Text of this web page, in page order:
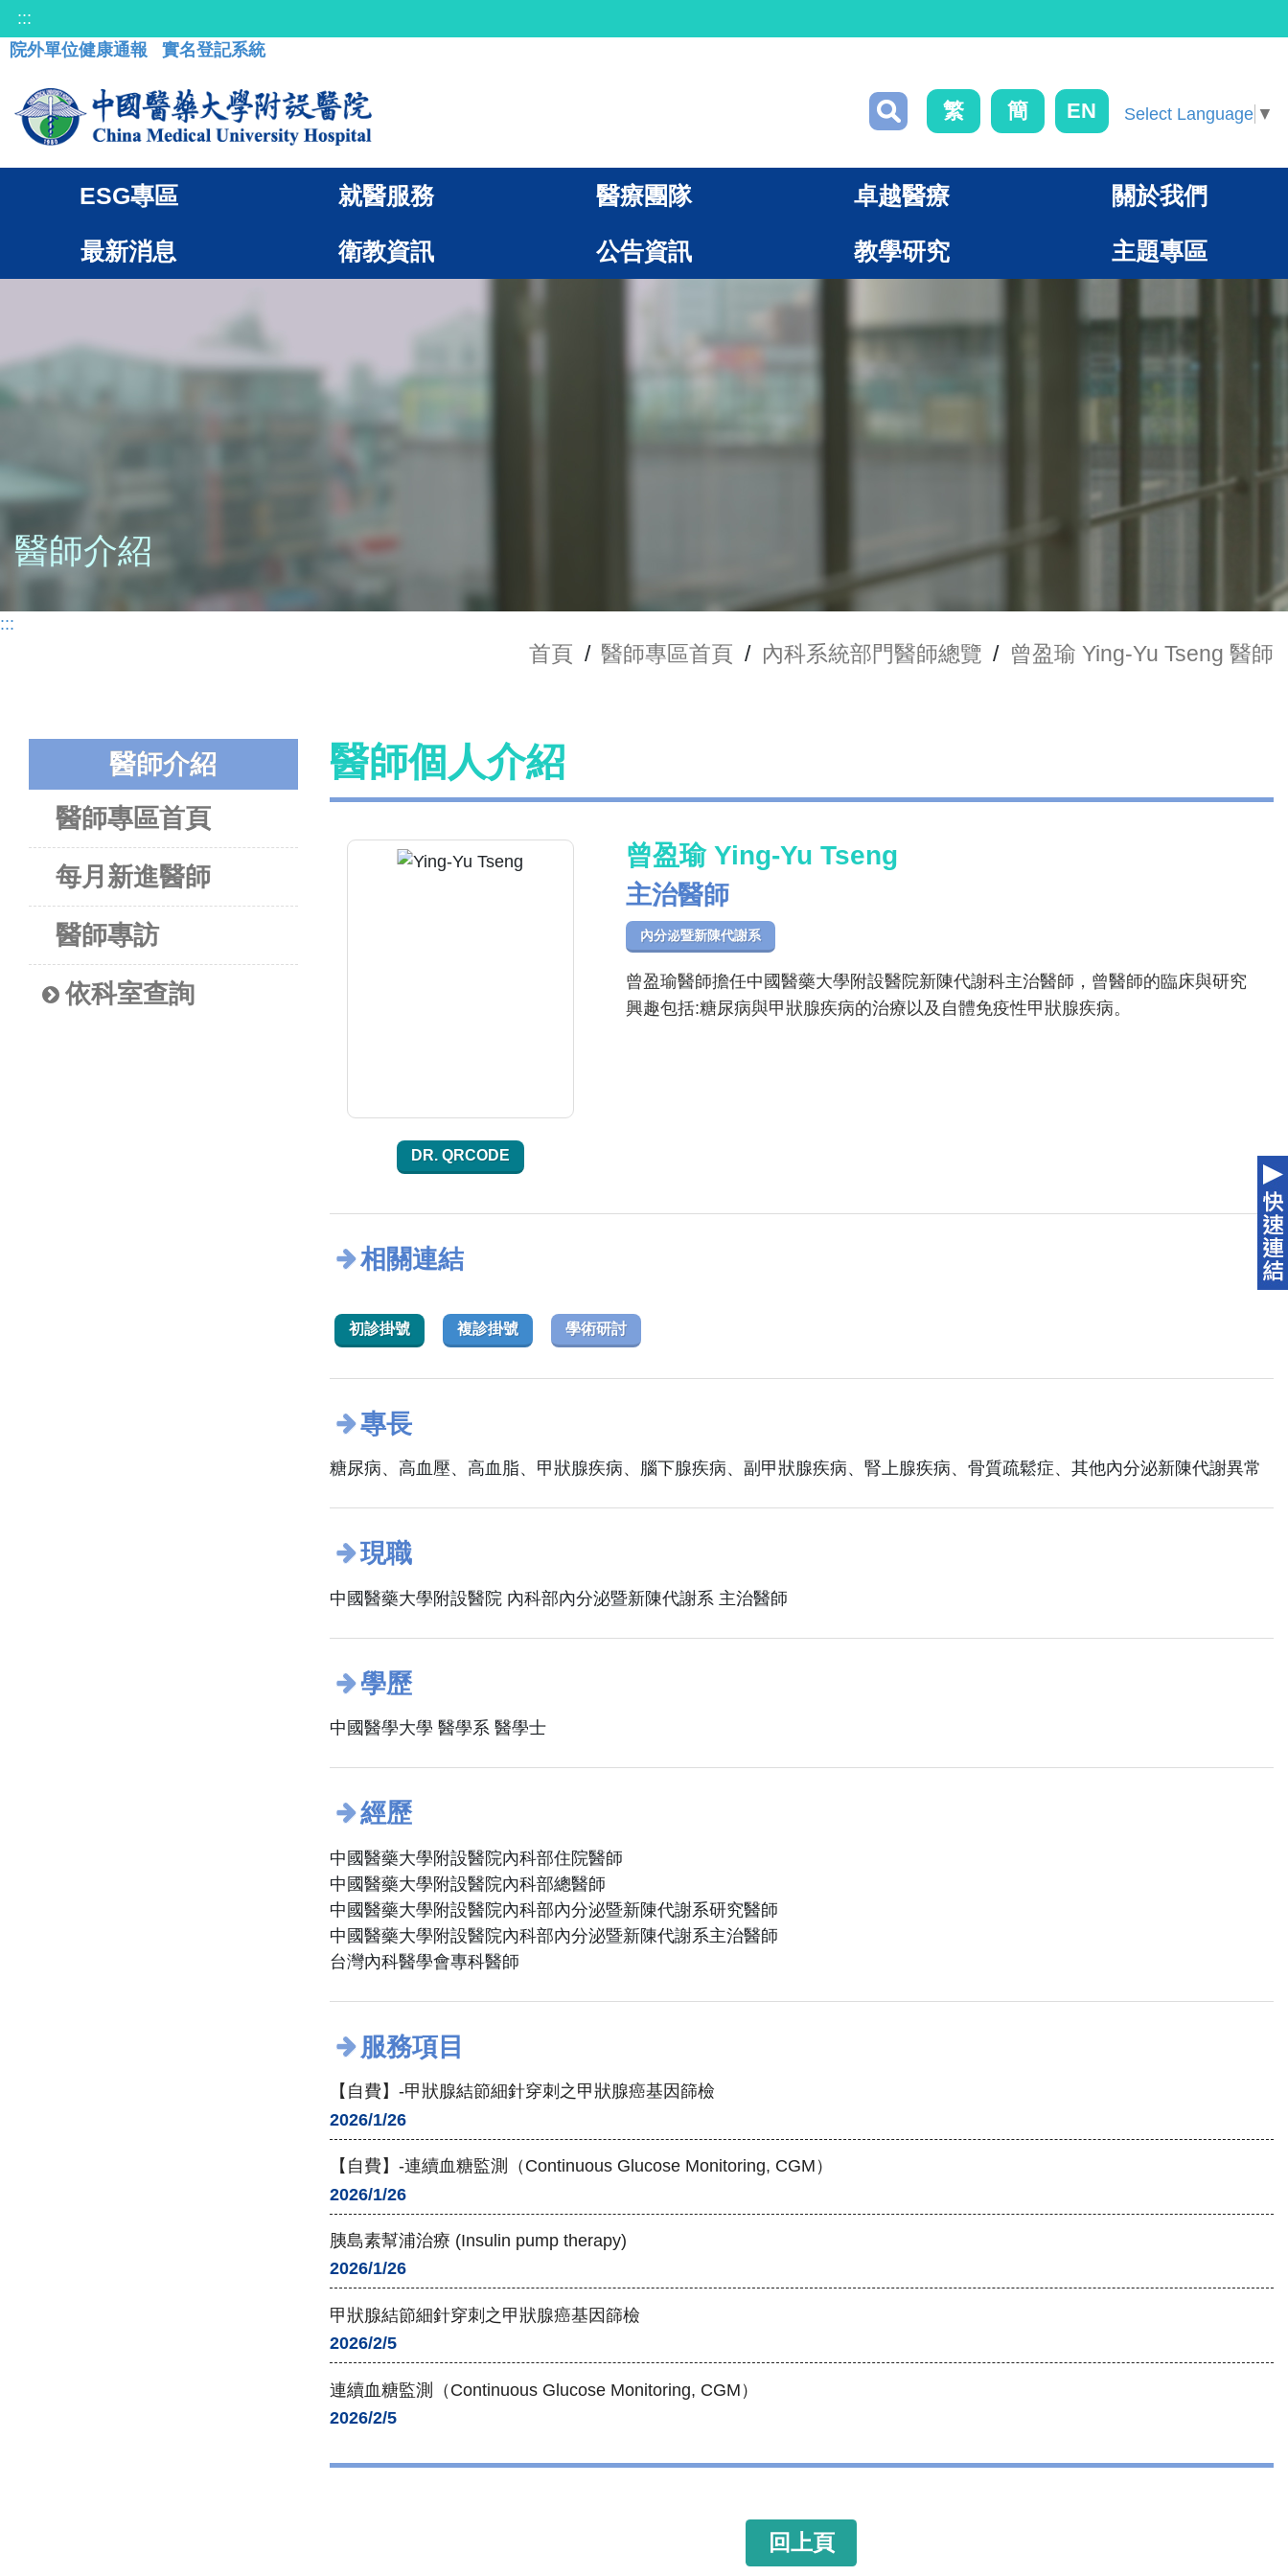
:::
院外單位健康通報
實名登記系統
繁 簡 EN Select Language ▼
ESG專區 就醫服務 醫療團隊 卓越醫療 關於我們
最新消息 衛教資訊 公告資訊 教學研究 主題專區
醫師介紹
:::
首頁 / 醫師專區首頁 / 內科系統部門醫師總覽 / 曾盈瑜 Ying-Yu Tseng 醫師
醫師介紹
醫師專區首頁
每月新進醫師
醫師專訪
依科室查詢
醫師個人介紹
DR. QRCODE
曾盈瑜 Ying-Yu Tseng
主治醫師
內分泌暨新陳代謝系
曾盈瑜醫師擔任中國醫藥大學附設醫院新陳代謝科主治醫師，曾醫師的臨床與研究
興趣包括:糖尿病與甲狀腺疾病的治療以及自體免疫性甲狀腺疾病。
相關連結
初診掛號 複診掛號 學術研討
專長
糖尿病、高血壓、高血脂、甲狀腺疾病、腦下腺疾病、副甲狀腺疾病、腎上腺疾病、骨質疏鬆症、其他內分泌新陳代謝異常
現職
中國醫藥大學附設醫院 內科部內分泌暨新陳代謝系 主治醫師
學歷
中國醫學大學 醫學系 醫學士
經歷
中國醫藥大學附設醫院內科部住院醫師
中國醫藥大學附設醫院內科部總醫師
中國醫藥大學附設醫院內科部內分泌暨新陳代謝系研究醫師
中國醫藥大學附設醫院內科部內分泌暨新陳代謝系主治醫師
台灣內科醫學會專科醫師
服務項目
【自費】-甲狀腺結節細針穿刺之甲狀腺癌基因篩檢
2026/1/26
【自費】-連續血糖監測（Continuous Glucose Monitoring, CGM）
2026/1/26
胰島素幫浦治療 (Insulin pump therapy)
2026/1/26
甲狀腺結節細針穿刺之甲狀腺癌基因篩檢
2026/2/5
連續血糖監測（Continuous Glucose Monitoring, CGM）
2026/2/5
回上頁